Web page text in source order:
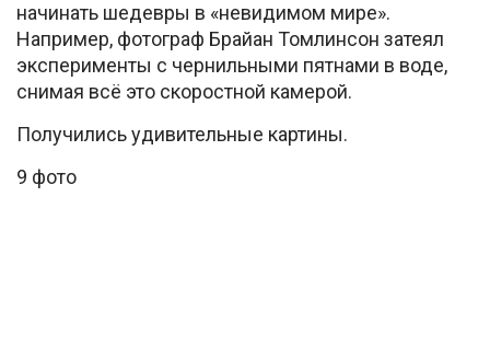
начинать шедевры в «невидимом мире».
Например, фотограф Брайан Томлинсон затеял
эксперименты с чернильными пятнами в воде,
снимая всё это скоростной камерой.
Получились удивительные картины.
9 фото